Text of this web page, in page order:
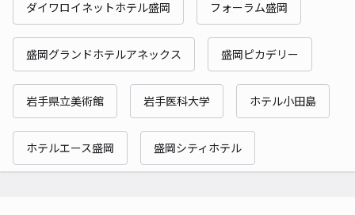
ダイワロイネットホテル盛岡 フォーラム盛岡
盛岡グランドホテルアネックス 盛岡ピカデリー
岩手県立美術館 岩手医科大学 ホテル小田島
ホテルエース盛岡 盛岡シティホテル